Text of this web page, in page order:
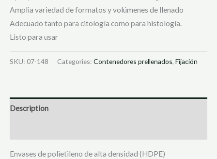
Amplia variedad de formatos y volúmenes de llenado
Adecuado tanto para citología como para histología.
Listo para usar
SKU: 07-148 Categories: Contenedores prellenados, Fijación
Description
Envases de polietileno de alta densidad (HDPE)